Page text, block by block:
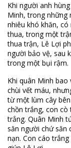
Khi người anh
Minh, trong những
nhiêu khó khăn,
thua, trong một
thua trận, Lê Lợi
người bảo vệ, sau
trong một bụi rậm.
Khi quân Minh
chùi vết máu,
từ một lùm cây
chồn trắng, con cò
trắng. Quân Minh
săn người chứ săn
nạn. Con cáo